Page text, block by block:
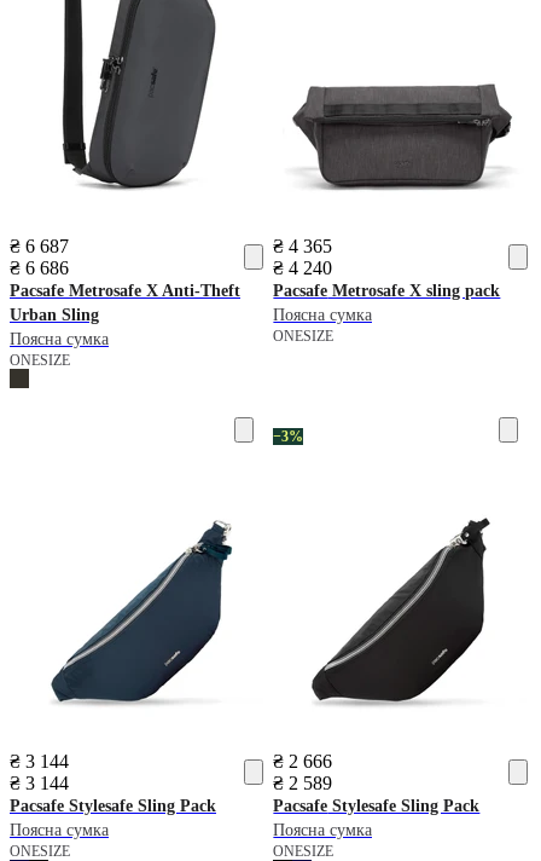
₴ 6 687
₴ 6 686
Pacsafe Metrosafe X Anti-Theft
Urban Sling
Поясна сумка
ONESIZE
₴ 4 365
₴ 4 240
Pacsafe Metrosafe X sling pack
Поясна сумка
ONESIZE
₴ 3 144
₴ 3 144
Pacsafe Stylesafe Sling Pack
Поясна сумка
ONESIZE
−3%
₴ 2 666
₴ 2 589
Pacsafe Stylesafe Sling Pack
Поясна сумка
ONESIZE